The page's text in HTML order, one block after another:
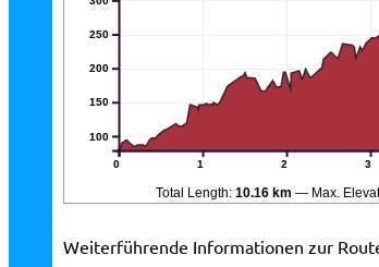
0 1 2 3
100
150
200
250
Total Length: 10.16 km Max.
Weiterführende Informationen zur